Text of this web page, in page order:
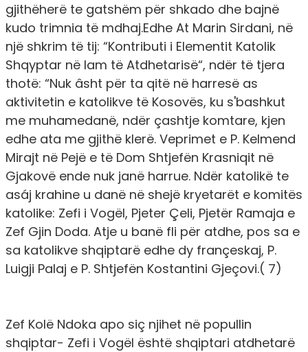
gjithëherë te gatshëm për shkado dhe bajnë
kudo trimnia të mdhaj.Edhe At Marin Sirdani, në
një shkrim të tij: “Kontributi i Elementit Katolik
Shqyptar në lam të Atdhetarisë“, ndër të tjera
thotë: “Nuk âsht për ta qitë në harresë as
aktivitetin e katolikve të Kosovës, ku s'bashkut
me muhamedanë, ndër çashtje komtare, kjen
edhe ata me gjithë klerë. Veprimet e P. Kelmend
Mirajt në Pejë e të Dom Shtjefën Krasniqit në
Gjakovë ende nuk janë harrue. Ndër katolikë te
asáj krahine u danë në shejë kryetarët e komitës
katolike: Zefi i Vogël, Pjeter Çeli, Pjetër Ramaja e
Zef Gjin Doda. Atje u banë fli për atdhe, pos sa e
sa katolikve shqiptarë edhe dy françeskaj, P.
Luigji Palaj e P. Shtjefën Kostantini Gjeçovi.( 7)
Zef Kolë Ndoka apo siç njihet në popullin
shqiptar- Zefi i Vogël është shqiptari atdhetarë